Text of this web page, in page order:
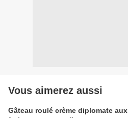
Vous aimerez aussi
Gâteau roulé crème diplomate aux